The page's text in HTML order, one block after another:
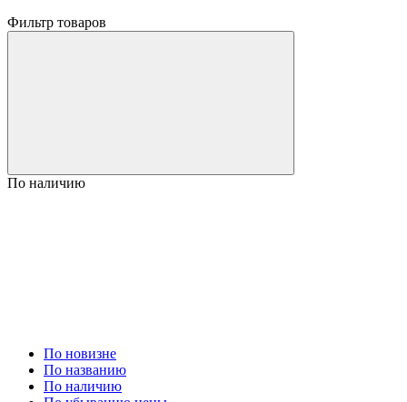
Фильтр товаров
По наличию
По новизне
По названию
По наличию